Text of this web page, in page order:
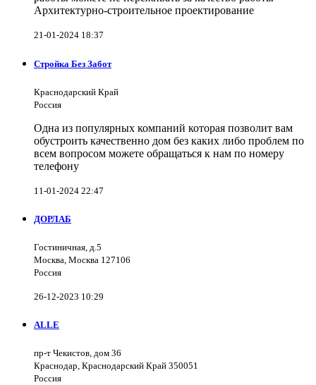
Архитектурно-строительное проектирование
21-01-2024 18:37
Стройка Без Забот
Краснодарский Край
Россия
Одна из популярных компаний которая позволит вам
обустроить качественно дом без каких либо проблем по
всем вопросом можете обращаться к нам по номеру
телефону
11-01-2024 22:47
ДОРЛАБ
Гостиничная, д.5
Москва, Москва 127106
Россия
26-12-2023 10:29
ALLE
пр-т Чекистов, дом 36
Краснодар, Краснодарский Край 350051
Россия